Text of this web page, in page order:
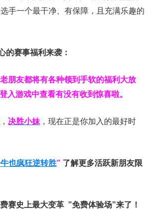
手一个最干净、有保障，且充满乐趣的
赛事福利来袭：
朋友都将有各种领到手软的福利大放
入游戏中查看有没有收到惊喜啦。
， 决胜小妹 ，现在正是你加入的最好时
也疯狂逆转胜” 了解更多活跃新朋友限
赛史上最大变革 ”免费体验场”来了！